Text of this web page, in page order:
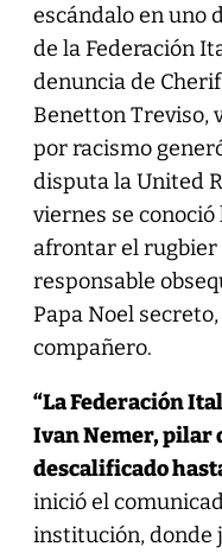
escándalo en uno
de la Federación
denuncia de
Benetton Treviso,
por racismo
disputa la United
viernes se
afrontar el rugbier
responsable
Papa Noel
compañero.
“La Federación
Ivan Nemer, pilar
descalificado
inició el
institución, donde